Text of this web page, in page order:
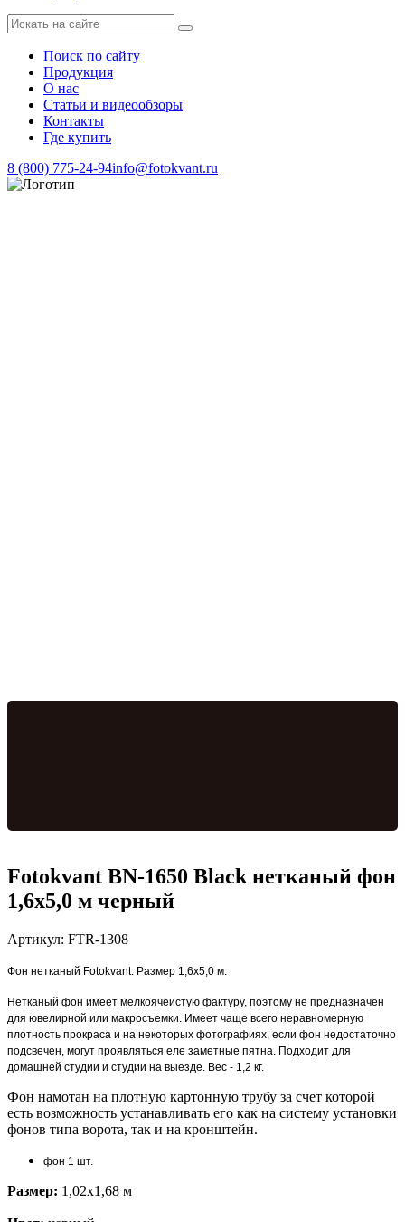
Поиск по сайту
Продукция
О нас
Статьи и видеообзоры
Контакты
Где купить
8 (800) 775-24-94info@fotokvant.ru
Fotokvant BN-1650 Black нетканый фон
1,6х5,0 м черный
Артикул: FTR-1308
Фон нетканый Fotokvant. Размер 1,6х5,0 м.
Нетканый фон имеет мелкоячеистую фактуру, поэтому не предназначен
для ювелирной или макросъемки. Имеет чаще всего неравномерную
плотность прокраса и на некоторых фотографиях, если фон недостаточно
подсвечен, могут проявляться еле заметные пятна. Подходит для
домашней студии и студии на выезде. Вес - 1,2 кг.
Фон намотан на плотную картонную трубу за счет которой
есть возможность устанавливать его как на систему установки
фонов типа ворота, так и на кронштейн.
фон 1 шт.
Размер: 1,02x1,68 м